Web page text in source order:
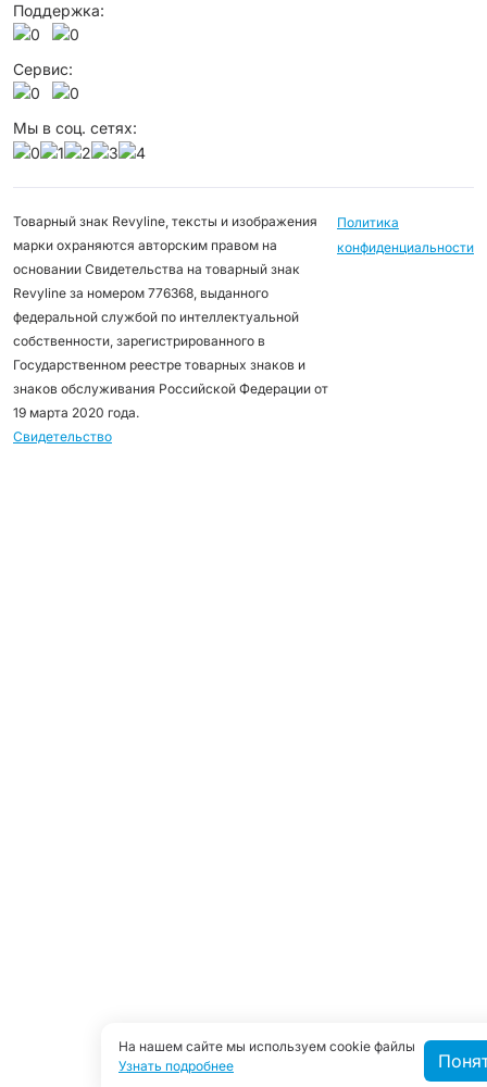
Поддержка:
Сервис:
Мы в соц. сетях:
Товарный знак Revyline, тексты и изображения
марки охраняются авторским правом на
основании Свидетельства на товарный знак
Revyline за номером 776368, выданного
федеральной службой по интеллектуальной
собственности, зарегистрированного в
Государственном реестре товарных знаков и
знаков обслуживания Российской Федерации от
19 марта 2020 года.
Свидетельство
Политика
конфиденциальности
На нашем сайте мы используем cookie файлы
Узнать подробнее